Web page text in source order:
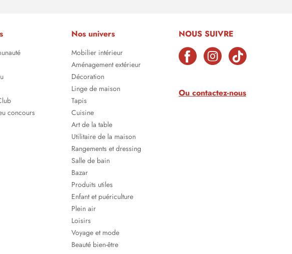
concours
Nos univers
Mobilier intérieur
Aménagement extérieur
Décoration
Linge de maison
Tapis
Cuisine
Art de la table
Utilitaire de la maison
Rangements et dressing
Salle de bain
Bazar
Produits utiles
Enfant et puériculture
Plein air
Loisirs
Voyage et mode
Beauté bien-être
NOUS SUIVRE
Ou contactez-nous